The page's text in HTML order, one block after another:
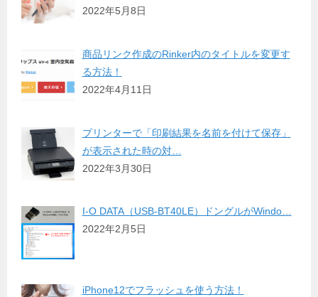
2022年5月8日
商品リンク作成のRinker内のタイトルを変更す
る方法！
2022年4月11日
プリンターで「印刷結果を名前を付けて保存」
が表示された時の対…
2022年3月30日
I-O DATA（USB-BT40LE）ドングルがWindo…
2022年2月5日
iPhone12でフラッシュを使う方法！